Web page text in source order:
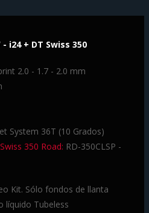
- i24 + DT Swiss 350
2.0 - 1.7 - 2.0 mm
System 36T (10 Grados)
350 Road: RD-350CLSP -
Kit. Sólo fondos de llanta
líquido Tubeless